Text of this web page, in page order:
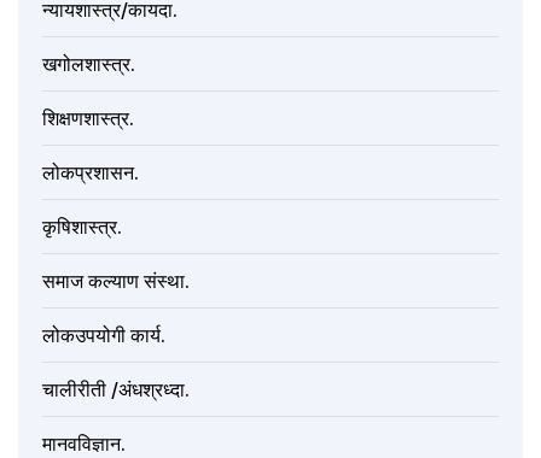
न्यायशास्त्र/कायदा.
खगोलशास्त्र.
शिक्षणशास्त्र.
लोकप्रशासन.
कृषिशास्त्र.
समाज कल्याण संस्था.
लोकउपयोगी कार्य.
चालीरीती /अंधश्रध्दा.
मानवविज्ञान.